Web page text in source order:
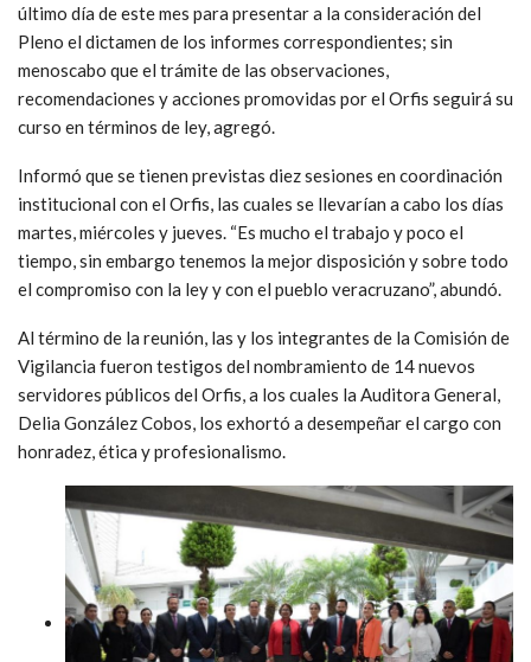
último día de este mes para presentar a la consideración del
Pleno el dictamen de los informes correspondientes; sin
menoscabo que el trámite de las observaciones,
recomendaciones y acciones promovidas por el Orfis seguirá su
curso en términos de ley, agregó.
Informó que se tienen previstas diez sesiones en coordinación
institucional con el Orfis, las cuales se llevarían a cabo los días
martes, miércoles y jueves. “Es mucho el trabajo y poco el
tiempo, sin embargo tenemos la mejor disposición y sobre todo
el compromiso con la ley y con el pueblo veracruzano”, abundó.
Al término de la reunión, las y los integrantes de la Comisión de
Vigilancia fueron testigos del nombramiento de 14 nuevos
servidores públicos del Orfis, a los cuales la Auditora General,
Delia González Cobos, los exhortó a desempeñar el cargo con
honradez, ética y profesionalismo.